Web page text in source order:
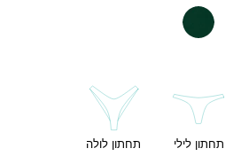
תחתון לילי תחתון לולה